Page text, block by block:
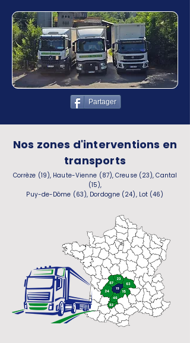
Partager
Nos zones d'interventions en
transports
Corrèze (19), Haute-Vienne (87), Creuse (23), Cantal
(15),
Puy-de-Dôme (63), Dordogne (24), Lot (46)